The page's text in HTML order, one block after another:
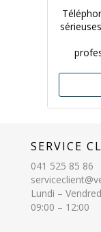
SERVICE
041 525 85 86
Lundi –
09:00 – 12:00